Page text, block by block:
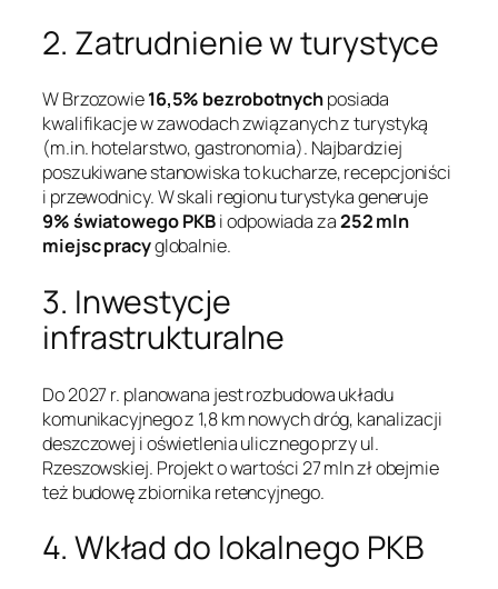
2. Zatrudnienie w turystyce
W Brzozowie16,5% bezrobotnychposiada
kwalifikacje w zawodach związanych z turystyką
(m.in. hotelarstwo, gastronomia). Najbardziej
poszukiwane stanowiska to kucharze, recepcjoniści
i przewodnicy. W skali regionu turystyka generuje
9% światowego PKBi odpowiada za252 mln
miejsc pracyglobalnie.
3. Inwestycje
infrastrukturalne
Do 2027 r. planowana jest rozbudowa układu
komunikacyjnego z 1,8 km nowych dróg, kanalizacji
deszczowej i oświetlenia ulicznego przy ul.
Rzeszowskiej. Projekt o wartości 27 mln zł obejmie
też budowę zbiornika retencyjnego.
4. Wkład do lokalnego PKB